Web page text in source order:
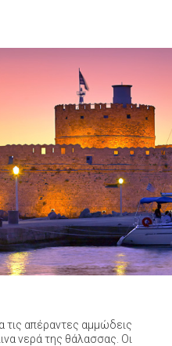
τις απέραντες αμμώδεις
νερά της θάλασσας. Οι